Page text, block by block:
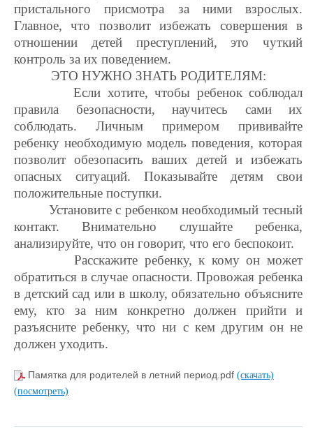
пристального присмотра за ними взрослых.
Главное, что позволит избежать совершения в
отношении детей преступлений, это чуткий
контроль за их поведением.
ЭТО НУЖНО ЗНАТЬ РОДИТЕЛЯМ:
Если хотите, чтобы ребенок соблюдал
правила безопасности, научитесь сами их
соблюдать. Личным примером прививайте
ребенку необходимую модель поведения, которая
позволит обезопасить ваших детей и избежать
опасных ситуаций. Показывайте детям свои
положительные поступки.
Установите с ребенком необходимый тесный
контакт. Внимательно слушайте ребенка,
анализируйте, что он говорит, что его беспокоит.
Расскажите ребенку, к кому он может
обратиться в случае опасности. Провожая ребенка
в детский сад или в школу, обязательно объясните
ему, кто за ним конкретно должен прийти и
разъясните ребенку, что ни с кем другим он не
должен уходить.
Памятка для родителей в летний период.pdf (скачать)
(посмотреть)